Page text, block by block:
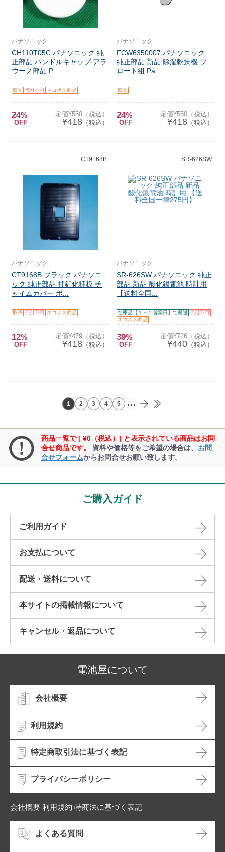
パナソニック
CH110T05C パナソニック 純
正部品 ハンドルキャップ アラ
ウーノ部品 P...
取寄 代引不可 ネコポス商品
24%
OFF
定価¥550（税込）
¥418（税込）
パナソニック
FCW6350007 パナソニック
純正部品 新品 除湿乾燥機 フ
ロート組 Pa...
取寄
24%
OFF
定価¥550（税込）
¥418（税込）
CT9168B
パナソニック
CT9168B ブラック パナソニ
ック 純正部品 押釦化粧板 チ
ャイムカバー ポ...
取寄 代引不可 ネコポス商品
12%
OFF
定価¥479（税込）
¥418（税込）
SR-626SW
パナソニック
SR-626SW パナソニック 純正
部品 新品 酸化銀電池 時計用
【送料全国...
在庫品【１～２営業日】で発送 代引不可
ネコポス商品
39%
OFF
定価¥726（税込）
¥440（税込）
1 2 3 4 5 ...
商品一覧で [ ¥0（税込）] と表示されている商品はお問
合せ商品です。
資料や価格等をご希望の場合は、 お問
合せフォームからお問合せお願い致します。
ご購入ガイド
ご利用ガイド
お支払について
配送・送料について
本サイトの掲載情報について​
キャンセル・返品について​
電池屋について
会社概要
利用規約
特定商取引法に基づく表記
プライバシーポリシー
会社概要 利用規約 特商法に基づく表記
よくある質問